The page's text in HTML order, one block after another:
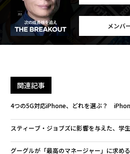
メンバ
関連記事
4つの5G対応iPhone、どれを選ぶ？
スティーブ・ジョブズに影響を与えた、学
グーグルが「最高のマネージャー」に求め